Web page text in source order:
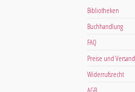
Bibliotheken
Buchhandlung
FAQ
Preise und Versand
Widerrufsrecht
AGB